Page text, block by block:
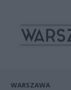
WARSZAWA